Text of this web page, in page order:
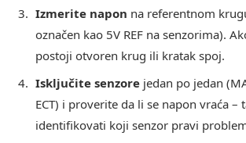
Izmerite napon na referentnom
označen kao 5V REF na senzorima).
postoji otvoren krug ili kratak spoj.
Isključite senzore jedan po jedan
ECT) i proverite da li se napon vraća –
identifikovati koji senzor pravi